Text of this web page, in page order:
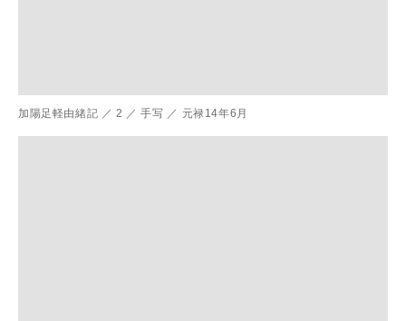
加陽足軽由緒記 ／ 2 ／ 手写 ／ 元禄14年6月